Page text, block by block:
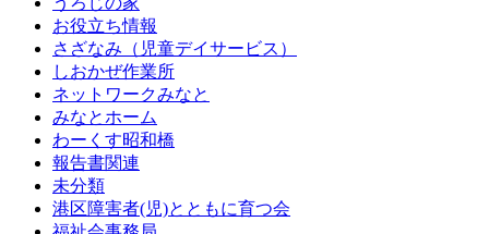
お役立ち情報
さざなみ（児童デイサービス）
しおかぜ作業所
ネットワークみなと
みなとホーム
わーくす昭和橋
報告書関連
未分類
港区障害者(児)とともに育つ会